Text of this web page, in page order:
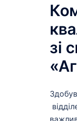
зі